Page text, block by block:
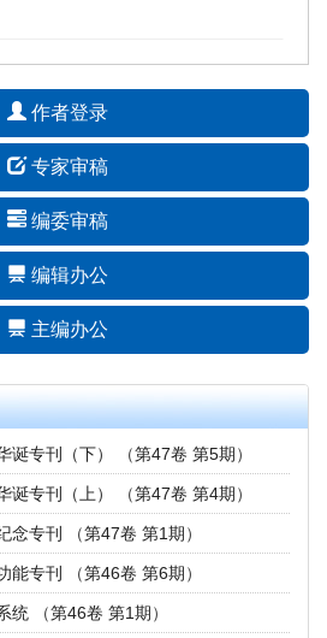
作者登录
专家审稿
编委审稿
编辑办公
主编办公
诞专刊（下） （第47卷 第5期）
诞专刊（上） （第47卷 第4期）
念专刊 （第47卷 第1期）
能专刊 （第46卷 第6期）
统 （第46卷 第1期）